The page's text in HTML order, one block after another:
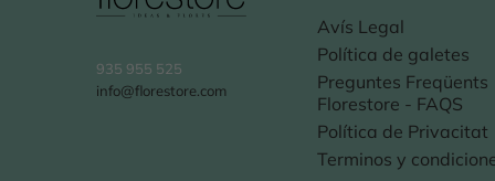
935 955 525
info@florestore.com
Avís Legal
Política de galetes
Preguntes Freqüents
Florestore - FAQS
Política de Privacitat
Terminos y